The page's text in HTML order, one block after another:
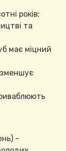
років;
та
має міцний
–